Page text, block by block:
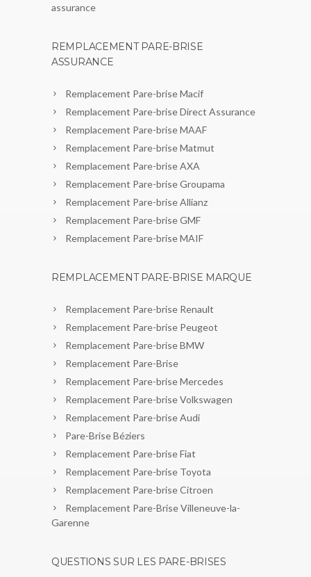
assurance
REMPLACEMENT PARE-BRISE
ASSURANCE
Remplacement Pare-brise Macif
Remplacement Pare-brise Direct Assurance
Remplacement Pare-brise MAAF
Remplacement Pare-brise Matmut
Remplacement Pare-brise AXA
Remplacement Pare-brise Groupama
Remplacement Pare-brise Allianz
Remplacement Pare-brise GMF
Remplacement Pare-brise MAIF
REMPLACEMENT PARE-BRISE MARQUE
Remplacement Pare-brise Renault
Remplacement Pare-brise Peugeot
Remplacement Pare-brise BMW
Remplacement Pare-Brise
Remplacement Pare-brise Mercedes
Remplacement Pare-brise Volkswagen
Remplacement Pare-brise Audi
Pare-Brise Béziers
Remplacement Pare-brise Fiat
Remplacement Pare-brise Toyota
Remplacement Pare-brise Citroen
Remplacement Pare-Brise Villeneuve-la-
Garenne
QUESTIONS SUR LES PARE-BRISES